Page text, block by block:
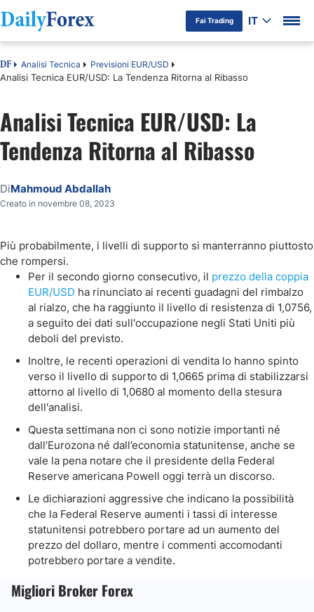
Fai Trading IT
DF Analisi Tecnica Previsioni EUR/USD
Analisi Tecnica EUR/USD: La Tendenza Ritorna al Ribasso
Analisi Tecnica EUR/USD: La
Tendenza Ritorna al Ribasso
DiMahmoud Abdallah
Creato in novembre 08, 2023
Più probabilmente, i livelli di supporto si manterranno piuttosto
che rompersi.
Per il secondo giorno consecutivo, il prezzo della coppia
EUR/USD ha rinunciato ai recenti guadagni del rimbalzo
al rialzo, che ha raggiunto il livello di resistenza di 1,0756,
a seguito dei dati sull'occupazione negli Stati Uniti più
deboli del previsto.
Inoltre, le recenti operazioni di vendita lo hanno spinto
verso il livello di supporto di 1,0665 prima di stabilizzarsi
attorno al livello di 1,0680 al momento della stesura
dell'analisi.
Questa settimana non ci sono notizie importanti né
dall’Eurozona né dall’economia statunitense, anche se
vale la pena notare che il presidente della Federal
Reserve americana Powell oggi terrà un discorso.
Le dichiarazioni aggressive che indicano la possibilità
che la Federal Reserve aumenti i tassi di interesse
statunitensi potrebbero portare ad un aumento del
prezzo del dollaro, mentre i commenti accomodanti
potrebbero portare a vendite.
Migliori Broker Forex